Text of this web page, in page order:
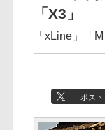
「X3」
「xLine」「
ポスト